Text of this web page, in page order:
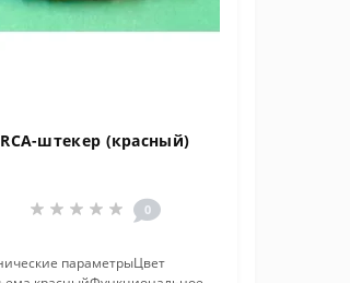
RCA-штекер (красный)
0
параметрыЦвет